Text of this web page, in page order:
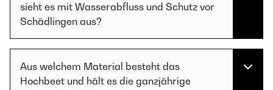
sieht es mit Wasserabfluss und Schutz vor
Schädlingen aus?
Aus welchem Material besteht das
Hochbeet und hält es die ganzjährige